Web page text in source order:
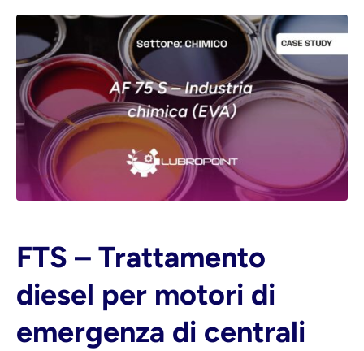
FTS – Trattamento
diesel per motori di
emergenza di centrali